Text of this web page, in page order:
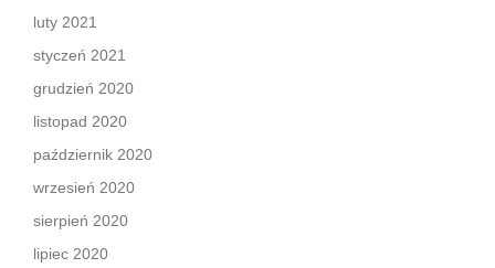
luty 2021
styczeń 2021
grudzień 2020
listopad 2020
październik 2020
wrzesień 2020
sierpień 2020
lipiec 2020